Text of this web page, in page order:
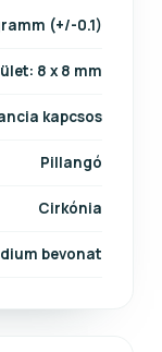
(+/-0.1)
8 x 8 mm
kapcsos
Pillangó
Cirkónia
bevonat